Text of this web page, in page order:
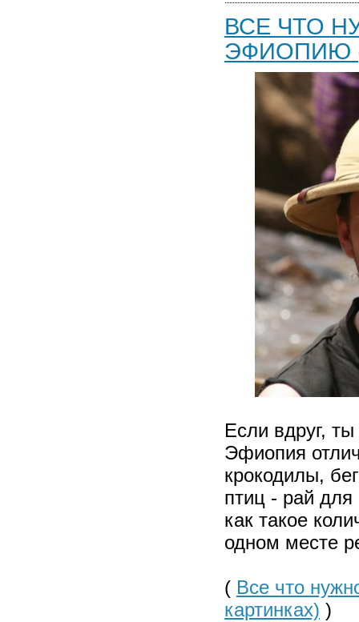
ВСЕ ЧТО
ЭФИОПИЮ
Если вдруг,
Эфиопия
крокодилы,
птиц - рай для
как такое
одном месте
( Все что
картинках) )